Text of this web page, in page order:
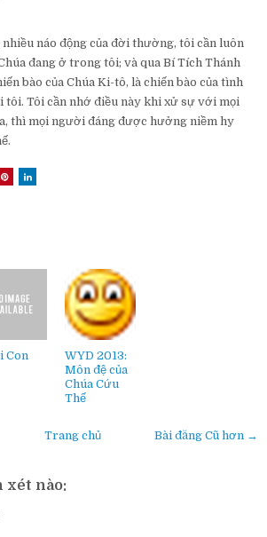
náo động của đời thường, tôi cần luôn
đang ở trong tôi; và qua Bí Tích Thánh
bào của Chúa Ki-tô, là chiến bào của tình
Tôi cần nhớ điều này khi xử sự với mọi
thì mọi người đáng được hưởng niềm hy
Con
WYD 2013:
Môn đệ của
Chúa Cứu
Thế
Bài đăng Cũ hơn →
Trang chủ
xét nào: